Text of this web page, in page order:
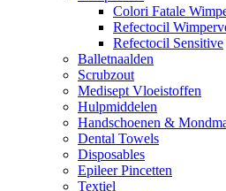
Colori Fatale
Refectocil
Refectocil Sensitive
Balletnaalden
Scrubzout
Medisept Vloeistoffen
Hulpmiddelen
Handschoenen &
Dental Towels
Disposables
Epileer Pincetten
Textiel